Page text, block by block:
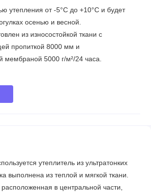
утепления от -5°С до +10°С и будет
осенью и весной.
из износостойкой ткани с
пропиткой 8000 мм и
мембраной 5000 г/м²/24 часа.
утеплитель из ультратонких
выполнена из теплой и мягкой ткани.
в центральной части,